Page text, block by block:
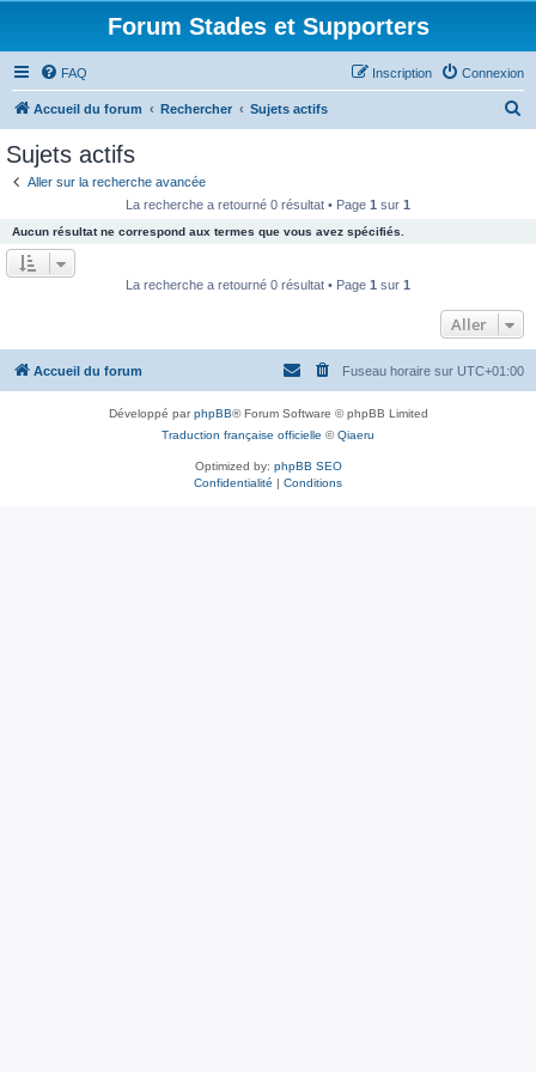
Forum Stades et Supporters
FAQ Connexion
Inscription
Accueil du forum Rechercher Sujets actifs
e
r
Sujets actifs
Aller sur la recherche avancée
La recherche a retourné 0 résultat • Page 1 sur 1
Aucun résultat ne correspond aux termes que vous avez spécifiés.
La recherche a retourné 0 résultat • Page 1 sur 1
Aller
Accueil du forum Fuseau horaire sur UTC+01:00
Développé parphpBB® Forum Software © phpBB Limited
Traduction française officielle ©Qiaeru
Optimized by: phpBB SEO
Confidentialité | Conditions